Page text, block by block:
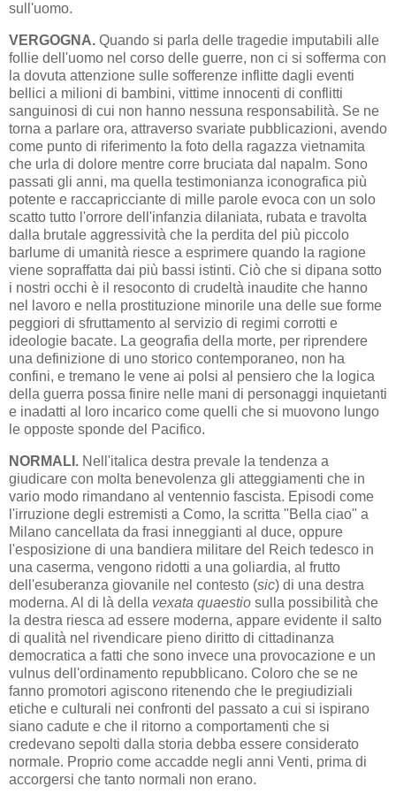
sull'uomo.
VERGOGNA. Quando si parla delle tragedie imputabili alle
follie dell'uomo nel corso delle guerre, non ci si sofferma con
la dovuta attenzione sulle sofferenze inflitte dagli eventi
bellici a milioni di bambini, vittime innocenti di conflitti
sanguinosi di cui non hanno nessuna responsabilità. Se ne
torna a parlare ora, attraverso svariate pubblicazioni, avendo
come punto di riferimento la foto della ragazza vietnamita
che urla di dolore mentre corre bruciata dal napalm. Sono
passati gli anni, ma quella testimonianza iconografica più
potente e raccapricciante di mille parole evoca con un solo
scatto tutto l'orrore dell'infanzia dilaniata, rubata e travolta
dalla brutale aggressività che la perdita del più piccolo
barlume di umanità riesce a esprimere quando la ragione
viene sopraffatta dai più bassi istinti. Ciò che si dipana sotto
i nostri occhi è il resoconto di crudeltà inaudite che hanno
nel lavoro e nella prostituzione minorile una delle sue forme
peggiori di sfruttamento al servizio di regimi corrotti e
ideologie bacate. La geografia della morte, per riprendere
una definizione di uno storico contemporaneo, non ha
confini, e tremano le vene ai polsi al pensiero che la logica
della guerra possa finire nelle mani di personaggi inquietanti
e inadatti al loro incarico come quelli che si muovono lungo
le opposte sponde del Pacifico.
NORMALI. Nell'italica destra prevale la tendenza a
giudicare con molta benevolenza gli atteggiamenti che in
vario modo rimandano al ventennio fascista. Episodi come
l'irruzione degli estremisti a Como, la scritta "Bella ciao" a
Milano cancellata da frasi inneggianti al duce, oppure
l'esposizione di una bandiera militare del Reich tedesco in
una caserma, vengono ridotti a una goliardia, al frutto
dell'esuberanza giovanile nel contesto (sic) di una destra
moderna. Al di là della vexata quaestio sulla possibilità che
la destra riesca ad essere moderna, appare evidente il salto
di qualità nel rivendicare pieno diritto di cittadinanza
democratica a fatti che sono invece una provocazione e un
vulnus dell'ordinamento repubblicano. Coloro che se ne
fanno promotori agiscono ritenendo che le pregiudiziali
etiche e culturali nei confronti del passato a cui si ispirano
siano cadute e che il ritorno a comportamenti che si
credevano sepolti dalla storia debba essere considerato
normale. Proprio come accadde negli anni Venti, prima di
accorgersi che tanto normali non erano.